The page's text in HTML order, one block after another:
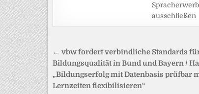
Spracherwerb
ausschließen
Beitragsnavigation
← vbw fordert verbindliche Standards
Bildungsqualität in Bund und Bayern /
„Bildungserfolg mit Datenbasis prüfbar
Lernzeiten flexibilisieren“